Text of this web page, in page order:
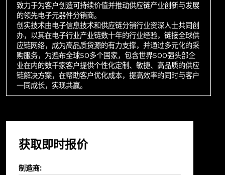
致力于为客户创造可持续价值并推动供应链产业创新与发展
的领先电子元器件分销商。
创实技术由电子信息技术和供应链分销行业资深人士共同创
办，以其在电子行业产业链数十年的行业经验，链接全球供
应链网络，成为高品质货源的有力支撑，并通过多元化的采
购服务，为遍布全球50多个国家，包含世界500强头部企
业在内的数千家客户提供个性化定制、敏捷、高品质的供应
链解决方案，在帮助客户优化成本，提高效率的同时与客户
一同成长，实现共赢。
获取即时报价
制造商: